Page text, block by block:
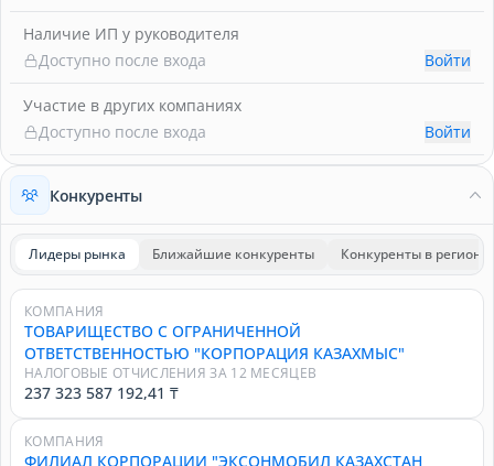
Наличие ИП у руководителя
Доступно после входа
Войти
Участие в других компаниях
Доступно после входа
Войти
Конкуренты
Лидеры рынка Ближайшие конкуренты Конкуренты в регионе
КОМПАНИЯ
ТОВАРИЩЕСТВО С ОГРАНИЧЕННОЙ
ОТВЕТСТВЕННОСТЬЮ "КОРПОРАЦИЯ КАЗАХМЫС"
НАЛОГОВЫЕ ОТЧИСЛЕНИЯ ЗА 12 МЕСЯЦЕВ
237 323 587 192,41 ₸
КОМПАНИЯ
ФИЛИАЛ КОРПОРАЦИИ "ЭКСОНМОБИЛ КАЗАХСТАН